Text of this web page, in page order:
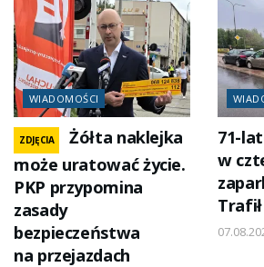
WIADOMOŚCI
ZDJĘCIA
Żółta naklejka
może uratować życie.
PKP przypomina
zasady
bezpieczeństwa
na przejazdach
71-
w